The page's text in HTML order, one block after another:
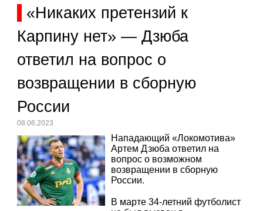
«Никаких претензий к
Карпину нет» — Дзюба
ответил на вопрос о
возвращении в сборную
России
08.06.2023
Нападающий «Локомотива»
Артем Дзюба ответил на
вопрос о возможном
возвращении в сборную
России.
В марте 34-летний футболист